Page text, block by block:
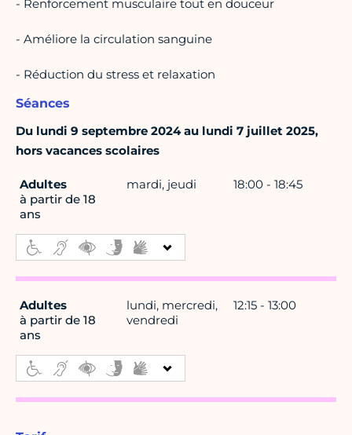
- Renforcement musculaire tout en douceur
- Améliore la circulation sanguine
- Réduction du stress et relaxation
Séances
Du lundi 9 septembre 2024 au lundi 7 juillet 2025,
hors vacances scolaires
Adultes
à partir de 18
ans
mardi, jeudi 18:00 - 18:45
Adultes
à partir de 18
ans
lundi, mercredi,
vendredi
12:15 - 13:00